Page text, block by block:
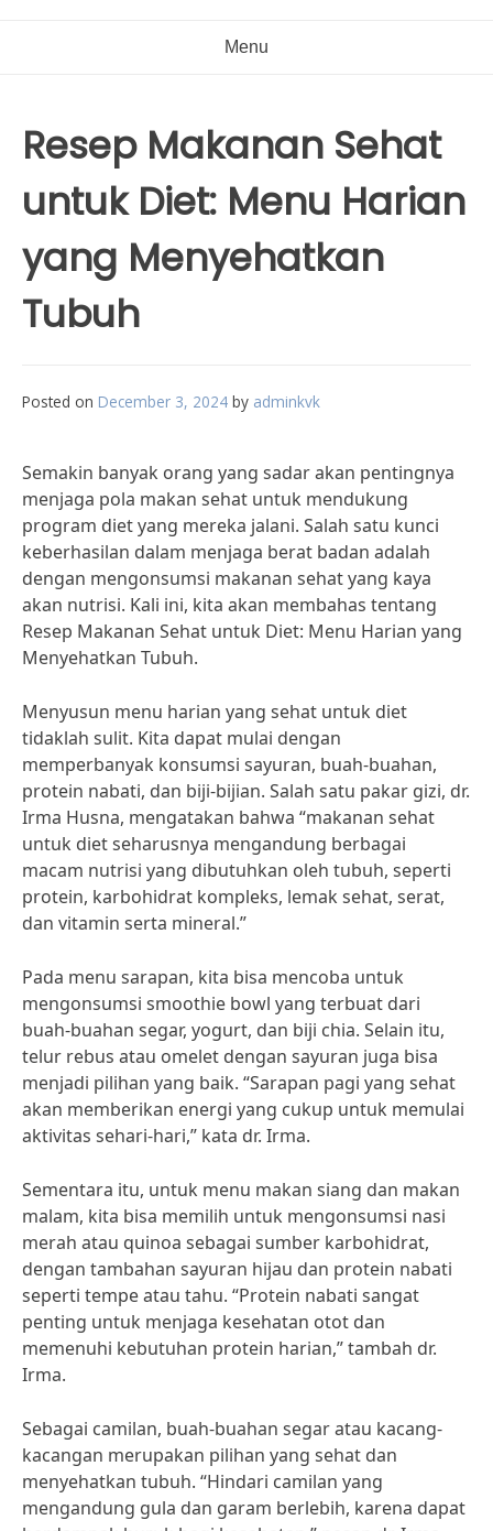
Menu
Resep Makanan Sehat
untuk Diet: Menu Harian
yang Menyehatkan
Tubuh
Posted on December 3, 2024 by adminkvk
Semakin banyak orang yang sadar akan pentingnya
menjaga pola makan sehat untuk mendukung
program diet yang mereka jalani. Salah satu kunci
keberhasilan dalam menjaga berat badan adalah
dengan mengonsumsi makanan sehat yang kaya
akan nutrisi. Kali ini, kita akan membahas tentang
Resep Makanan Sehat untuk Diet: Menu Harian yang
Menyehatkan Tubuh.
Menyusun menu harian yang sehat untuk diet
tidaklah sulit. Kita dapat mulai dengan
memperbanyak konsumsi sayuran, buah-buahan,
protein nabati, dan biji-bijian. Salah satu pakar gizi, dr.
Irma Husna, mengatakan bahwa “makanan sehat
untuk diet seharusnya mengandung berbagai
macam nutrisi yang dibutuhkan oleh tubuh, seperti
protein, karbohidrat kompleks, lemak sehat, serat,
dan vitamin serta mineral.”
Pada menu sarapan, kita bisa mencoba untuk
mengonsumsi smoothie bowl yang terbuat dari
buah-buahan segar, yogurt, dan biji chia. Selain itu,
telur rebus atau omelet dengan sayuran juga bisa
menjadi pilihan yang baik. “Sarapan pagi yang sehat
akan memberikan energi yang cukup untuk memulai
aktivitas sehari-hari,” kata dr. Irma.
Sementara itu, untuk menu makan siang dan makan
malam, kita bisa memilih untuk mengonsumsi nasi
merah atau quinoa sebagai sumber karbohidrat,
dengan tambahan sayuran hijau dan protein nabati
seperti tempe atau tahu. “Protein nabati sangat
penting untuk menjaga kesehatan otot dan
memenuhi kebutuhan protein harian,” tambah dr.
Irma.
Sebagai camilan, buah-buahan segar atau kacang-
kacangan merupakan pilihan yang sehat dan
menyehatkan tubuh. “Hindari camilan yang
mengandung gula dan garam berlebih, karena dapat